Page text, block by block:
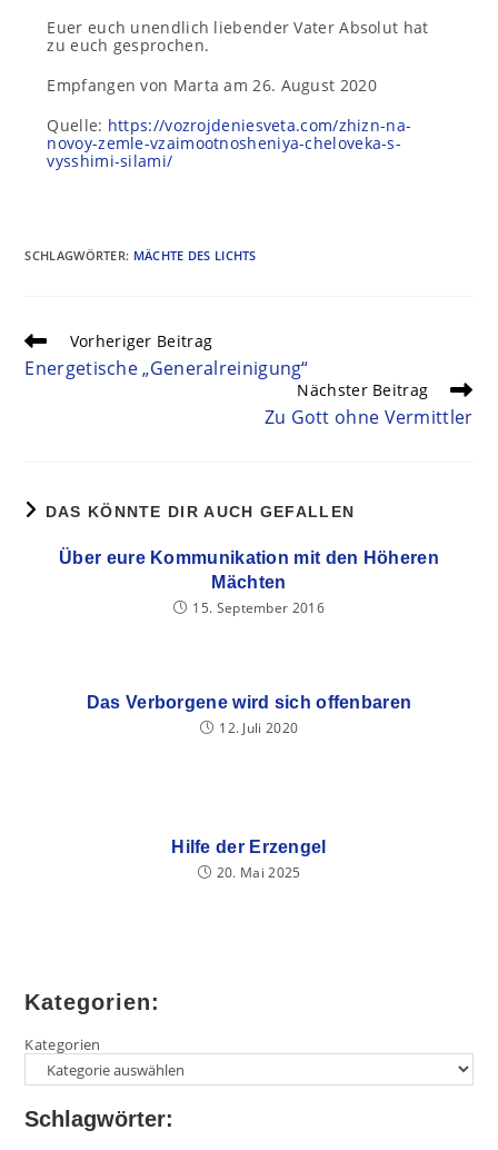
Euer euch unendlich liebender Vater Absolut hat
zu euch gesprochen.
Empfangen von Marta am 26. August 2020
Quelle: https://vozrojdeniesveta.com/zhizn-na-
novoy-zemle-vzaimootnosheniya-cheloveka-s-
vysshimi-silami/
SCHLAGWÖRTER: MÄCHTE DES LICHTS
Vorheriger Beitrag
Energetische „Generalreinigung“
Nächster Beitrag
Zu Gott ohne Vermittler
DAS KÖNNTE DIR AUCH GEFALLEN
Über eure Kommunikation mit den Höheren
Mächten
15. September 2016
Das Verborgene wird sich offenbaren
12. Juli 2020
Hilfe der Erzengel
20. Mai 2025
Kategorien:
Kategorien
Schlagwörter: